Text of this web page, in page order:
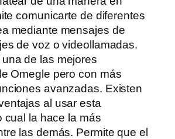
comunicarte de diferentes
mediante mensajes de
de voz o videollamadas.
de las mejores
Omegle pero con más
avanzadas. Existen
al usar esta
cual la hace la más
las demás. Permite que el